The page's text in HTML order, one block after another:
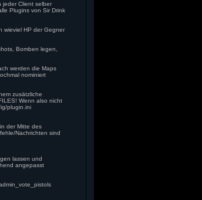
jeder Client selber
Plugins von Sir Drink
wieviel HP der Gegner
Bomben legen,
werden die Maps
nominiert
zusätzliche
Wenn also nicht
plugin.ini
der Mitte des
Nachrichten sind
lassen und
angepasst